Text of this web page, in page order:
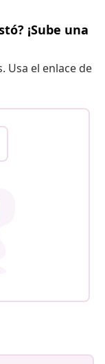
¡Sube una
Usa el enlace de